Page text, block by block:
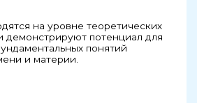
на уровне теоретических
демонстрируют потенциал для
понятий
и материи.